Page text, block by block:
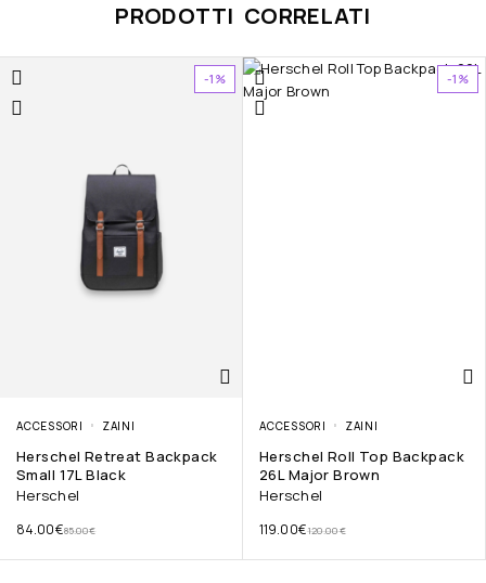
PRODOTTI CORRELATI
-1%
ACCESSORI ZAINI
Herschel Retreat Backpack
Small 17L Black
Herschel
85.00€
84.00€
-1%
ACCESSORI ZAINI
Herschel Roll Top Backpack
26L Major Brown
Herschel
120.00€
119.00€